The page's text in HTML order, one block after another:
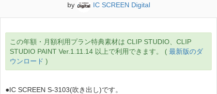
by IC SCREEN Digital
この年額・月額利用プラン特典素材は CLIP STUDIO、CLIP
STUDIO PAINT Ver.1.11.14 以上で利用できます。 ( 最新版のダ
ウンロード )
●IC SCREEN S-3103(吹き出し)です。